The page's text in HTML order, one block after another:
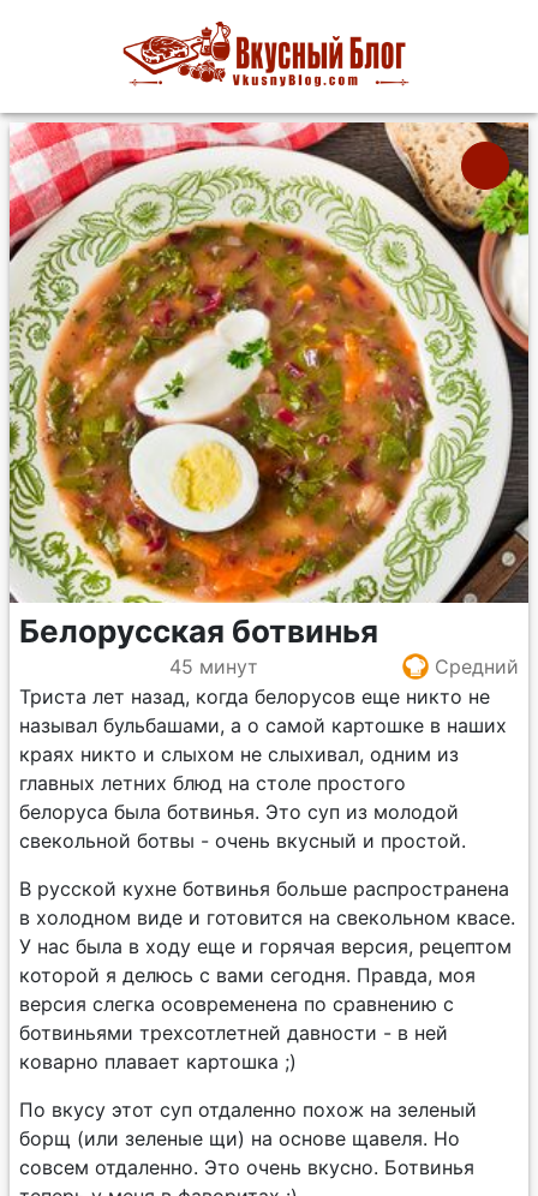
Белорусская ботвинья
45 минут
Средний
Триста лет назад, когда белорусов еще никто не
называл бульбашами, а о самой картошке в наших
краях никто и слыхом не слыхивал, одним из
главных летних блюд на столе простого
белоруса была ботвинья. Это суп из молодой
свекольной ботвы - очень вкусный и простой.
В русской кухне ботвинья больше распространена
в холодном виде и готовится на свекольном квасе.
У нас была в ходу еще и горячая версия, рецептом
которой я делюсь с вами сегодня. Правда, моя
версия слегка осовременена по сравнению с
ботвиньями трехсотлетней давности - в ней
коварно плавает картошка ;)
По вкусу этот суп отдаленно похож на зеленый
борщ (или зеленые щи) на основе щавеля. Но
совсем отдаленно. Это очень вкусно. Ботвинья